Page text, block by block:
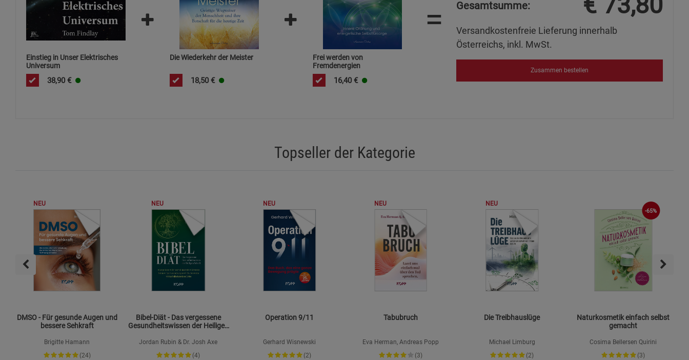
Einstieg in Unser Elektrisches
Universum
38,90 €
Die Wiederkehr der Meister
18,50 €
Frei werden von
Fremdenergien
16,40 €
= Gesamtsumme:
Versandkostenfreie Lieferung innerhalb
Österreichs, inkl. MwSt.
Zusammen bestellen
Topseller der Kategorie
NEU
DMSO - Für gesunde Augen und
bessere Sehkraft
Brigitte Hamann
(24)
NEU
Bibel-Diät - Das vergessene
Gesundheitswissen der Heiligen
Jordan Rubin & Dr. Josh Axe
(4)
NEU
Operation 9/11
Gerhard Wisnewski
(2)
NEU
Tabubruch
Eva Herman, Andreas Popp
(3)
NEU
Die Treibhauslüge
Michael Limburg
(2)
-65%
Naturkosmetik einfach selbst
gemacht
Cosima Bellersen Quirini
(3)
Notwendige Cookies (5)
Beschreibung Notwendige Cookies
Cookie-Informationenanzeigen
Statistik Cookies (1)
Beschreibung Statistik Cookies
Beschreibung Marketing Cookies
anzeigen